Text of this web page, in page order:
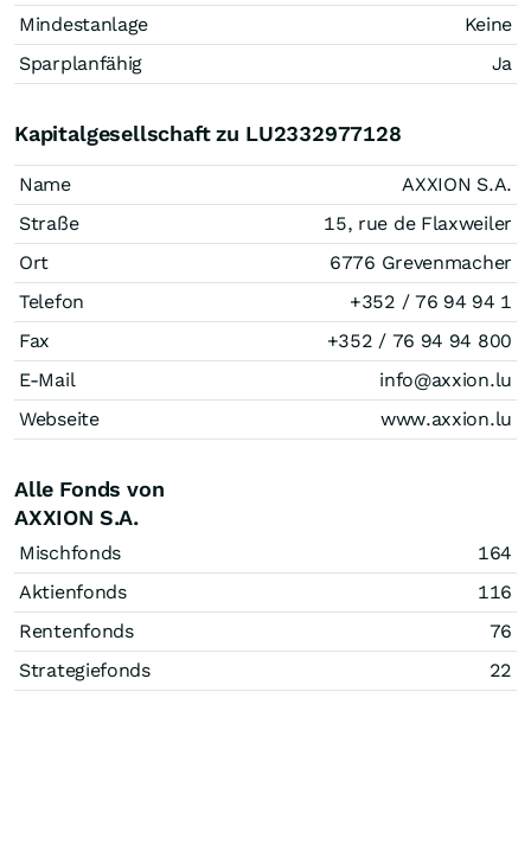
Mindestanlage
Keine
Sparplanfähig
Ja
Kapitalgesellschaft zu LU2332977128
Name
AXXION S.A.
Straße
15, rue de Flaxweiler
Ort
6776 Grevenmacher
Telefon
+352 / 76 94 94 1
Fax
+352 / 76 94 94 800
E-Mail
info@axxion.lu
Webseite
www.axxion.lu
Alle Fonds von
AXXION S.A.
Mischfonds
164
Aktienfonds
116
Rentenfonds
76
Strategiefonds
22